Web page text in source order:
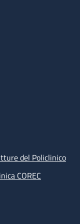
del Policlinico
COREC